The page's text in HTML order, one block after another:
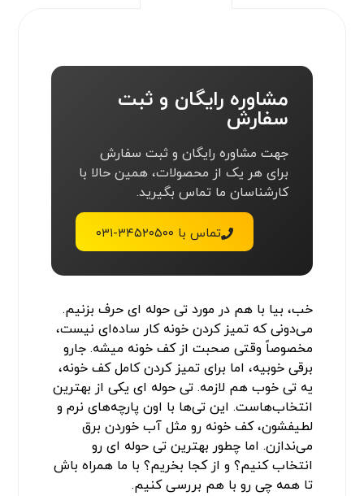
مشاوره رایگان و ثبت
سفارش
جهت مشاوره رایگان و ثبت سفارش
برای هر یک از محصولات، همین حالا با
کارشناسان ما تماس بگیرید.
تماس با ۳۴۵۲۰۵۰۰-۰۳۱
خب، بیا با هم در مورد تی حوله ای حرف بزنیم.
می‌دونی که تمیز کردن خونه کار ساده‌ای نیست،
مخصوصاً وقتی صحبت از کف خونه میشه. جارو
برقی خوبیه، اما برای تمیز کردن کامل کف خونه،
یه تی خوب هم لازمه. تی حوله ای یکی از بهترین
انتخاب‌هاست. این تی‌ها با اون پارچه‌های نرم و
لطیفشون، کف خونه رو مثل آب خوردن برق
می‌ندازن. اما چطور بهترین تی حوله ای رو
انتخاب کنیم؟ و از کجا بخریم؟ با ما همراه باش
تا همه چی رو با هم بررسی کنیم.